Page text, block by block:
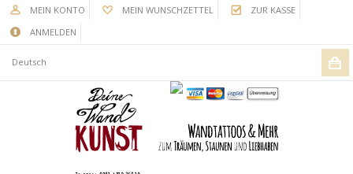
MEIN KONTO MEIN WUNSCHZETTEL
ZUR KASSE
ANMELDEN
Deutsch